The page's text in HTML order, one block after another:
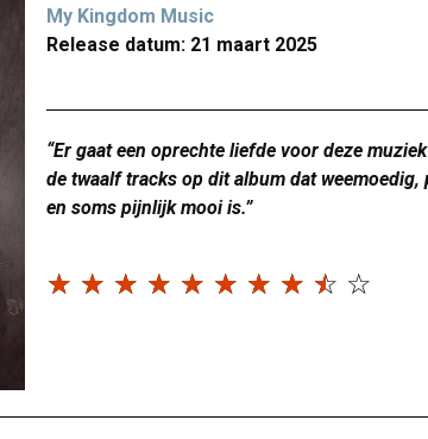
My Kingdom Music
Release datum: 21 maart 2025
“Er gaat een oprechte liefde voor deze
de twaalf tracks op dit album dat weemoedig,
en soms pijnlijk mooi is.”
☆ ☆ ☆ ☆ ☆ ☆ ☆ ☆ ☆ ☆